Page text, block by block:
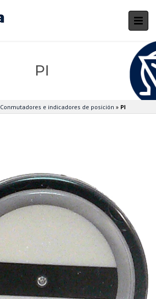
PI
Conmutadores e indicadores de posición » PI